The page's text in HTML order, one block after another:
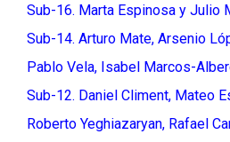
Sub-16. Marta Espinosa y Julio
Sub-14. Arturo Mate, Arsenio
Pablo Vela, Isabel Marcos-
Sub-12. Daniel Climent, Mateo
Roberto Yeghiazaryan, Rafael